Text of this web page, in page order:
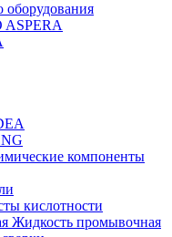
оборудования
ASPERA
компоненты
кислотности
Жидкость промывочная